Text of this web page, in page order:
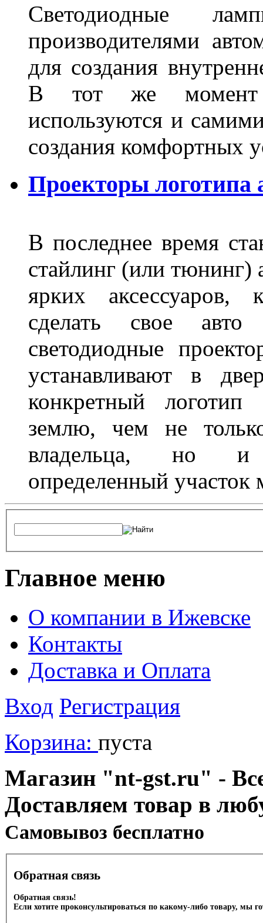
Светодиодные
производителями
для создания
В тот же момент
используются и
создания комфортных
Проекторы логотипа
В последнее время
стайлинг (или тюнинг)
ярких аксессуаров,
сделать свое
светодиодные
устанавливают в
конкретный логотип
землю, чем не
владельца, но и
определенный участок
Главное меню
О компании в Ижевске
Контакты
Доставка и Оплата
Вход Регистрация
Корзина: пуста
Магазин "nt-gst.ru" -
Доставляем товар в
Cамовывоз бесплатно
Обратная связь
Обратная связь!
Если хотите проконсультироваться по какому-либо товару, мы